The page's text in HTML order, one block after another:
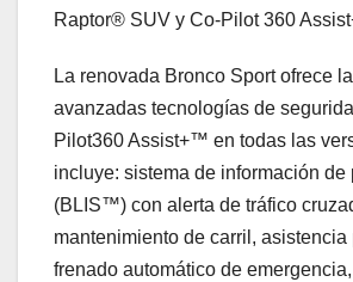
Raptor® SUV y Co-Pilot 360
La renovada Bronco Sport ofrece
avanzadas tecnologías de
Pilot360 Assist+™ en todas las
incluye: sistema de información de
(BLIS™) con alerta de tráfico
mantenimiento de carril,
frenado automático de